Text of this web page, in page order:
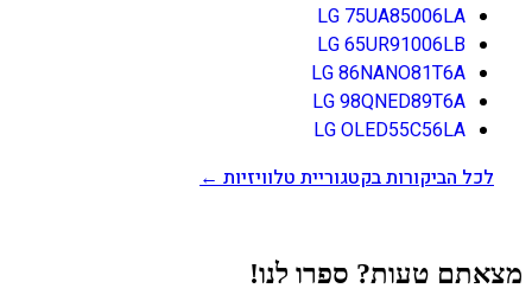
LG 75UA85006LA
LG 65UR91006LB
LG 86NANO81T6A
LG 98QNED89T6A
LG OLED55C56LA
לכל הביקורות בקטגוריית טלוויזיות ←
מצאתם טעות? ספרו לנו!